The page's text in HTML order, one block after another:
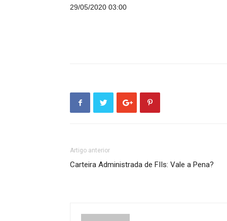
29/05/2020 03:00
Artigo anterior
Carteira Administrada de FIIs: Vale a Pena?